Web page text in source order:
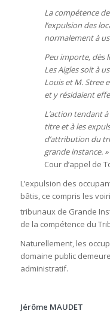
La compétence
l’expulsion des
normalement à
Peu importe, dès
Les Aigles soit à
Louis et M. Stree
et y résidaient
L’action tendant
titre et à les
d’attribution du
grande instance. »
Cour d’appel de
L’expulsion des
bâtis, ce compris les
tribunaux de Grande
de la compétence du
Naturellement, les
domaine public
administratif.
Jérôme MAUDET